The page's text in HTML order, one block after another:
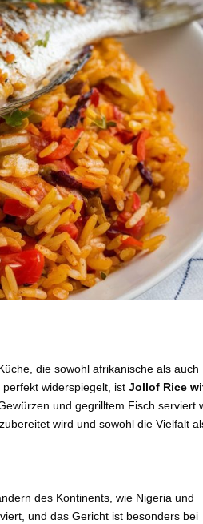
die sowohl afrikanische als auch
perfekt widerspiegelt, istJollof Rice
und gegrilltem Fisch serviert
wird und sowohl die Vielfalt
des Kontinents, wie Nigeria und
und das Gericht ist besonders bei